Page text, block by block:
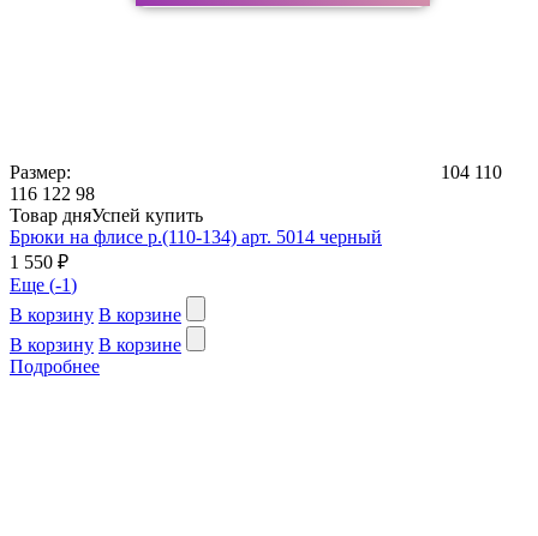
Размер: 104 110
116 122 98
Товар дняУспей купить
Брюки на флисе р.(110-134) арт. 5014 черный
1 550 ₽
Еще (-1)
В корзину В корзине
В корзину В корзине
Подробнее